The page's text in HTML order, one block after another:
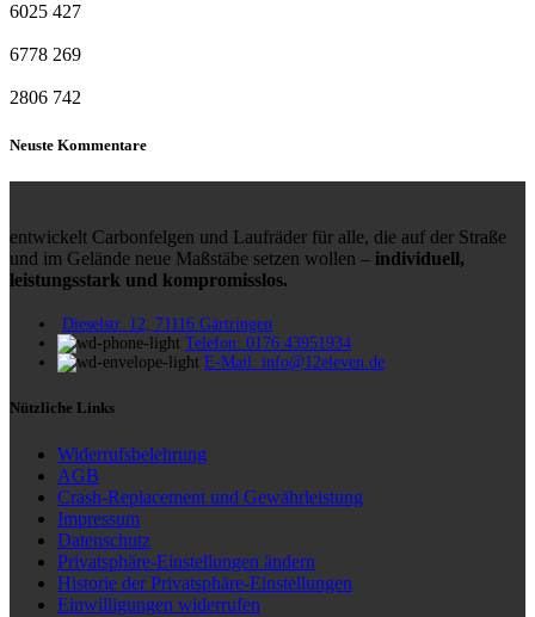
6025 427
6778 269
2806 742
Neuste Kommentare
entwickelt Carbonfelgen und Laufräder für alle, die auf der Straße
und im Gelände neue Maßstäbe setzen wollen – individuell,
leistungsstark und kompromisslos.
Dieselstr. 12, 71116 Gärtringen
Telefon: 0176 43951934
E-Mail: info@12eleven.de
Nützliche Links
Widerrufsbelehrung
AGB
Crash-Replacement und Gewährleistung
Impressum
Datenschutz
Privatsphäre-Einstellungen ändern
Historie der Privatsphäre-Einstellungen
Einwilligungen widerrufen